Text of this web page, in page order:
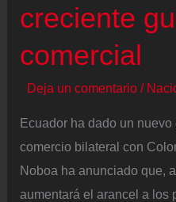
creciente
comercial
Deja un comentario /
Ecuador ha dado un
comercio bilateral con
Noboa ha anunciado que,
aumentará el arancel a los